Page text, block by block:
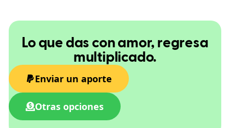
Lo que das con amor, regresa
multiplicado.
Enviar un aporte
Otras opciones